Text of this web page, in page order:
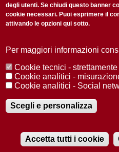
Accetto laPrivacy Policy
Redazione Copyright Privacy
© 2025 Università di Padova
Registrazione presso il Tribunale di
2012
degli utenti. Se chiudi questo banner
cookie necessari. Puoi esprimere il
attivando le opzioni qui sotto.
Per maggiori informazioni
Cookie tecnici -
Cookie analitici -
Cookie analitici - Social
Scegli e personalizza
Accetta tutti i cookie